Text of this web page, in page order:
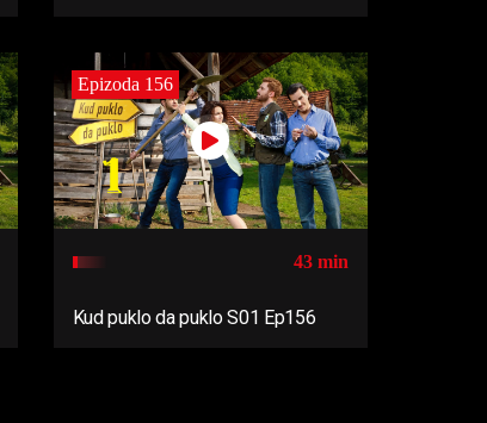
Epizoda 156
43 min
Kud puklo da puklo S01 Ep156